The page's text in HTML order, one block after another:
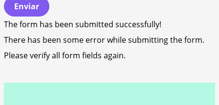
Enviar
The form has been submitted successfully!
There has been some error while submitting the form.
Please verify all form fields again.